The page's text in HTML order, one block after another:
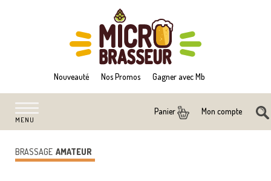
Nouveauté Nos Promos Gagner avec Mb
Panier Mon compte
MENU
BRASSAGE AMATEUR